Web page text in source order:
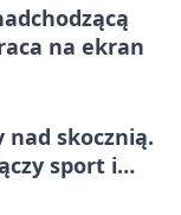
na ekran
nad skocznią.
sport i